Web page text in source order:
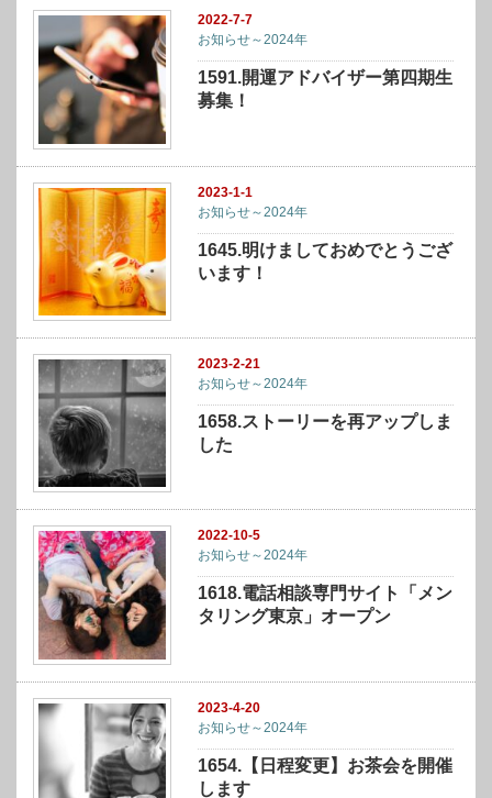
2022-7-7
お知らせ～2024年
1591.開運アドバイザー第四期生
募集！
2023-1-1
お知らせ～2024年
1645.明けましておめでとうござ
います！
2023-2-21
お知らせ～2024年
1658.ストーリーを再アップしま
した
2022-10-5
お知らせ～2024年
1618.電話相談専門サイト「メン
タリング東京」オープン
2023-4-20
お知らせ～2024年
1654.【日程変更】お茶会を開催
します